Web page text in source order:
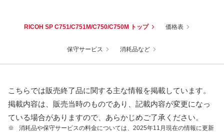
RICOH SP C751/C751M/C750/C750M トップ 価格表
保守サービス 消耗品など
こちらでは販売終了品に関する主な情報を掲載しています。
掲載内容は、販売当時のものであり、記載内容が変更になっ
ている場合がありますので、あらかじめご了承ください。
※
消耗品や保守サービスの料金については、2025年11月現在の情報に更新